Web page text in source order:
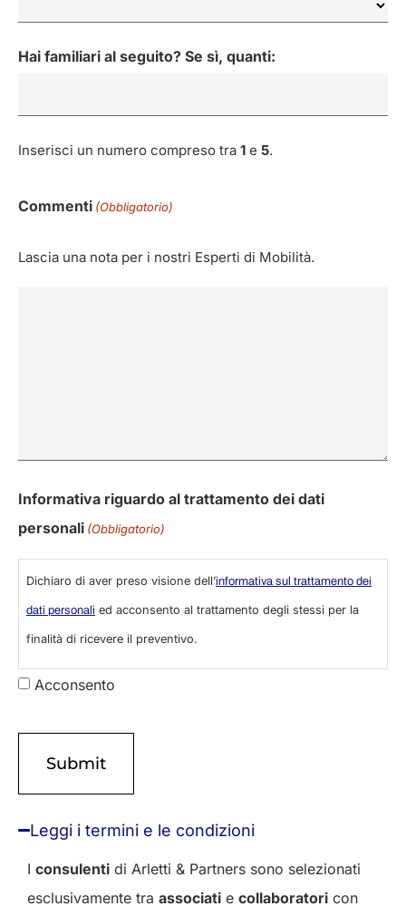
Hai familiari al seguito? Se sì, quanti:
Inserisci un numero compreso tra 1 e 5.
Commenti (Obbligatorio)
Lascia una nota per i nostri Esperti di Mobilità.
Informativa riguardo al trattamento dei dati
personali (Obbligatorio)
Dichiaro di aver preso visione dell’informativa sul trattamento dei
dati personali ed acconsento al trattamento degli stessi per la
finalità di ricevere il preventivo.
Acconsento
Leggi i termini e le condizioni
I consulenti di Arletti & Partners sono selezionati
esclusivamente tra associati e collaboratori con